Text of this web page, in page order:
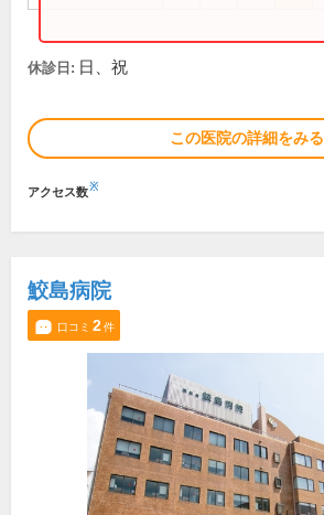
休診日: 日、祝
この医院の詳細をみる
アクセス数※
鮫島病院
口コミ 2件